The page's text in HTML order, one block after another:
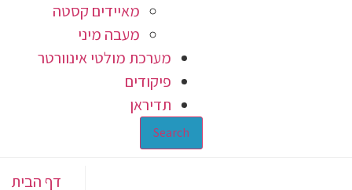
מאיידים קסטה
מעבה מיני
מערכת מולטי אינוורטר
פיקודים
תדיראן
Search
דף הבית